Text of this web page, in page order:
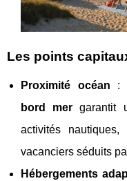
Les points
Proximité océan :
bord mer garantit
activités
vacanciers séduits
Hébergements